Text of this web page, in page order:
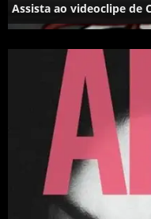
Assista ao videoclipe de